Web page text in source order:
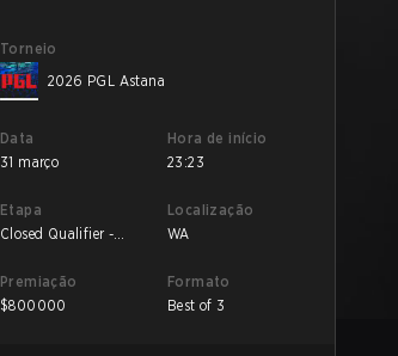
Torneio
2026 PGL Astana
Data
31 março
Hora de início
23:23
Etapa
Closed Qualifier -
Quarterfinal
Localização
WA
Premiação
$800000
Formato
Best of 3